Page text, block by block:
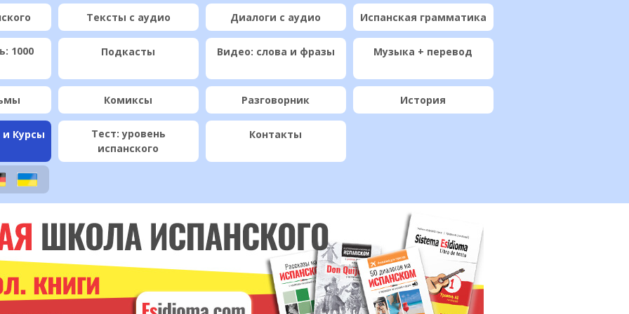
Тексты с аудио Диалоги с аудио Испанская грамматика
1000
Подкасты Видео: слова и фразы Музыка + перевод
Комиксы Разговорник История
и Курсы
Тест: уровень
испанского
Контакты